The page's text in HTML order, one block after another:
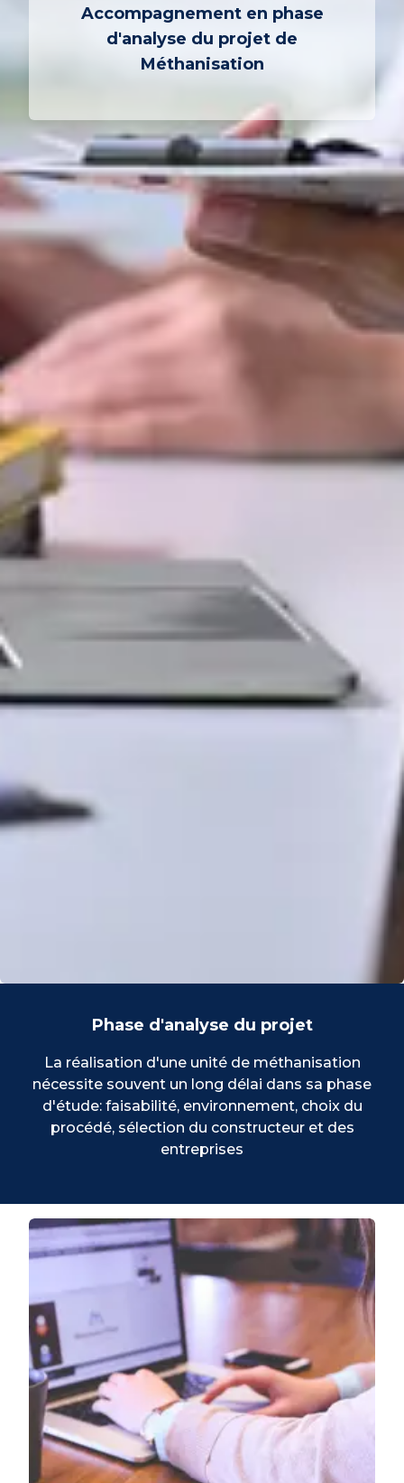
Accompagnement en phase
d'analyse du projet de
Méthanisation
Phase d'analyse du projet
La réalisation d'une unité de méthanisation
nécessite souvent un long délai dans sa phase
d'étude: faisabilité, environnement, choix du
procédé, sélection du constructeur et des
entreprises